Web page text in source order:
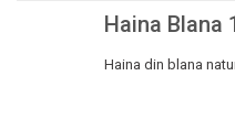
Haina Blana
Haina din blana